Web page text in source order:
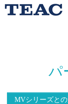
パ
MVシリーズと